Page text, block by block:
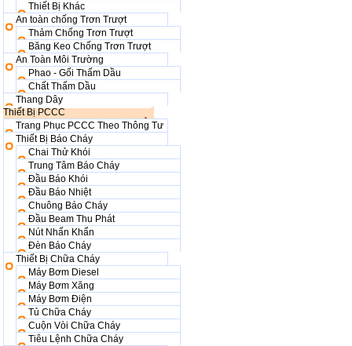
Thiết Bị Khác
An toàn chống Trơn Trượt
Thảm Chống Trơn Trượt
Băng Keo Chống Trơn Trượt
An Toàn Môi Trường
Phao - Gối Thấm Dầu
Chất Thấm Dầu
Thang Dây
Thiết Bị PCCC
Trang Phục PCCC Theo Thông Tư
Thiết Bị Báo Cháy
Chai Thử Khói
Trung Tâm Báo Cháy
Đầu Báo Khói
Đầu Báo Nhiệt
Chuông Báo Cháy
Đầu Beam Thu Phát
Nút Nhấn Khẩn
Đèn Báo Cháy
Thiết Bị Chữa Cháy
Máy Bơm Diesel
Máy Bơm Xăng
Máy Bơm Điện
Tủ Chữa Cháy
Cuộn Vòi Chữa Cháy
Tiêu Lệnh Chữa Cháy